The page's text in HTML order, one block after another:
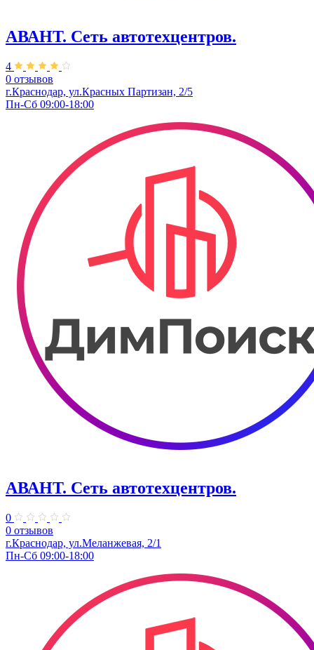
АВАНТ. ​Сеть автотехцентров.
4
0 отзывов
г.Краснодар, ул.Красных Партизан, 2/5
Пн-Сб 09:00-18:00
АВАНТ. ​Сеть автотехцентров.
0
0 отзывов
​г.Краснодар, ул.Меланжевая, 2/1
Пн-Сб 09:00-18:00